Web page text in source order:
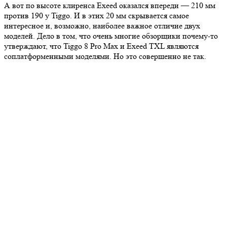
А вот по высоте клиренса Exeed оказался впереди — 210 мм
против 190 у Tiggo. И в этих 20 мм скрывается самое
интересное и, возможно, наиболее важное отличие двух
моделей. Дело в том, что очень многие обзорщики почему-то
утверждают, что Tiggo 8 Pro Max и Exeed TXL являются
соплатформенными моделями. Но это совершенно не так.